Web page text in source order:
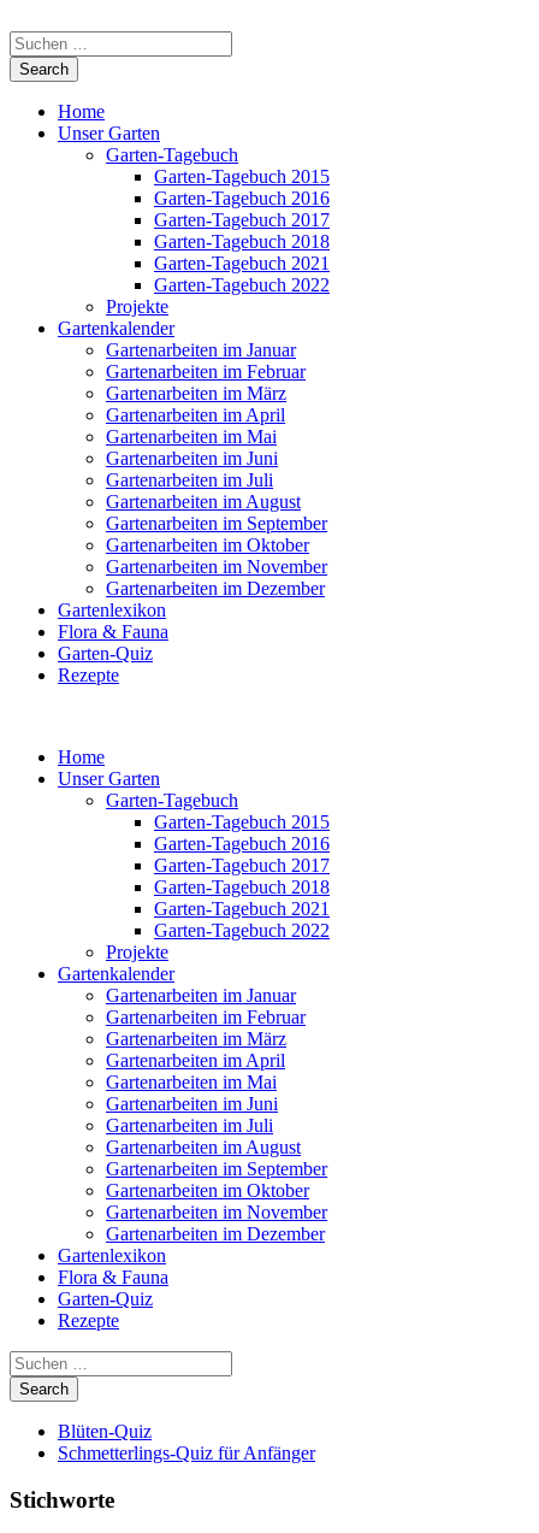
Home
Unser Garten
Garten-Tagebuch
Garten-Tagebuch 2015
Garten-Tagebuch 2016
Garten-Tagebuch 2017
Garten-Tagebuch 2018
Garten-Tagebuch 2021
Garten-Tagebuch 2022
Projekte
Gartenkalender
Gartenarbeiten im Januar
Gartenarbeiten im Februar
Gartenarbeiten im März
Gartenarbeiten im April
Gartenarbeiten im Mai
Gartenarbeiten im Juni
Gartenarbeiten im Juli
Gartenarbeiten im August
Gartenarbeiten im September
Gartenarbeiten im Oktober
Gartenarbeiten im November
Gartenarbeiten im Dezember
Gartenlexikon
Flora & Fauna
Garten-Quiz
Rezepte
Home
Unser Garten
Garten-Tagebuch
Garten-Tagebuch 2015
Garten-Tagebuch 2016
Garten-Tagebuch 2017
Garten-Tagebuch 2018
Garten-Tagebuch 2021
Garten-Tagebuch 2022
Projekte
Gartenkalender
Gartenarbeiten im Januar
Gartenarbeiten im Februar
Gartenarbeiten im März
Gartenarbeiten im April
Gartenarbeiten im Mai
Gartenarbeiten im Juni
Gartenarbeiten im Juli
Gartenarbeiten im August
Gartenarbeiten im September
Gartenarbeiten im Oktober
Gartenarbeiten im November
Gartenarbeiten im Dezember
Gartenlexikon
Flora & Fauna
Garten-Quiz
Rezepte
Blüten-Quiz
Schmetterlings-Quiz für Anfänger
Stichworte